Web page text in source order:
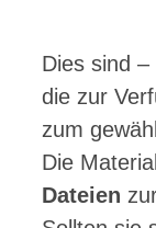
Dies sind –
die zur
zum
Die
Dateien